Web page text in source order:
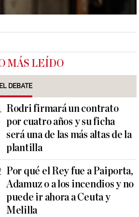
MÁS LEÍDO
EL DEBATE
Rodri firmará un contrato
por cuatro años y su ficha
será una de las más altas de la
plantilla
Por qué el Rey fue a Paiporta,
Adamuz o a los incendios y no
puede ir ahora a Ceuta y
Melilla